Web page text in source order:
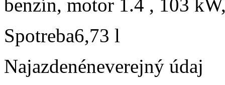
benzín, motor 1.4 , 103
Spotreba6,73 l
Najazdenéneverejný údaj